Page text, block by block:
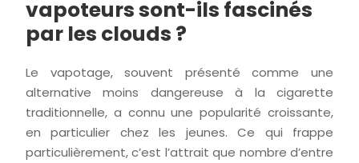
vapoteurs sont-ils fascinés
par les clouds ?
Le vapotage, souvent présenté comme une
alternative moins dangereuse à la cigarette
traditionnelle, a connu une popularité croissante,
en particulier chez les jeunes. Ce qui frappe
particulièrement, c’est l’attrait que nombre d’entre